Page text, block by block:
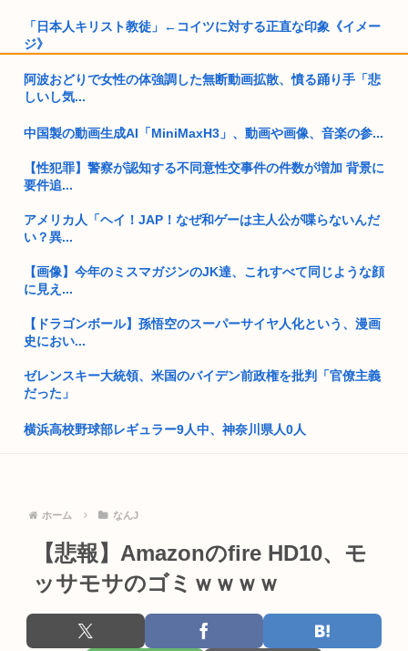
「日本人キリスト教徒」←コイツに対する正直な印象《イメー
ジ》
ドイツ、熱中症で10,000人以上が死亡、ほとんどがお前らと同
年...
ワイ25歳人生に疲れて女ホルを打ち始める
左翼さん「高市が防弾ガラスでスピーチしてる クソ 」→石破
もして...
トー横キッズ、ジャップの大人に失望「相談しても具体的に何
もしてく...
【特殊性癖あり】遊戯王、がんばれゴエモンのヤエちゃんの新
カード公...
【画像】女の子、パンティの種類が多すぎる
い
で勉...
西村ゆか氏がひろゆき新党に難色を示す理由「日本に戻るの怖
ホモガキ、今年も晒される
片山さつき、高市反逆罪で粛清へwww
阿波おどりで女性の体強調した無断動画拡散、憤る踊り手「悲
しいし気...
中国製の動画生成AI「MiniMaxH3」、動画や画像、音楽の参...
【性犯罪】警察が認知する不同意性交事件の件数が増加 背景に
要件追...
アメリカ人「ヘイ！JAP！なぜ和ゲーは主人公が喋らないんだ
い？異...
【画像】今年のミスマガジンのJK達、これすべて同じような顔
に見え...
【ドラゴンボール】孫悟空のスーパーサイヤ人化という、漫画
史におい...
ゼレンスキー大統領、米国のバイデン前政権を批判「官僚主義
だった」
横浜高校野球部レギュラー9人中、神奈川県人0人
樹里と中学生のカーセクロス完全版。新事実発見した！
【動画】阿波おどりを踊るおっさんがカッコいい話題に、これ
が真の阿...
ホーム なんJ
【悲報】Amazonのfire HD10、モ
ッサモサのゴミｗｗｗｗ